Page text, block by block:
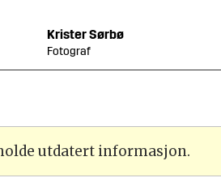
KristerSørbø
Fotograf
utdatert informasjon.